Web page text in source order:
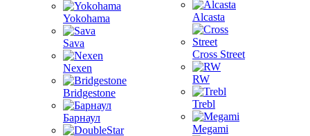
Yokohama
Sava
Nexen
Bridgestone
Барнаул
Alcasta
Cross Street
RW
Trebl
Megami